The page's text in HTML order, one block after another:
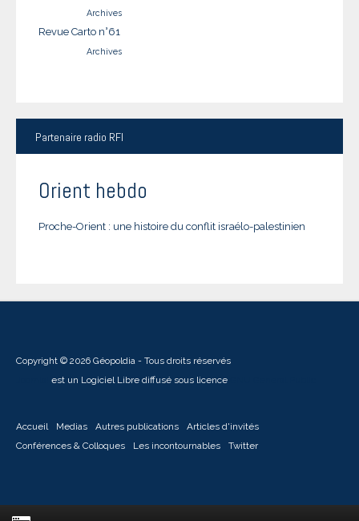
Archives
Revue Carto n°61
Archives
Partenaire radio RFI
Orient hebdo
Proche-Orient : une histoire du conflit israélo-palestinien
Copyright © 2026 Géopoldia - Tous droits réservés
est un Logiciel Libre diffusé sous licence
Accueil Medias Autres publications
Articles d'invités
Conférences & Colloques
Les incontournables Twitter